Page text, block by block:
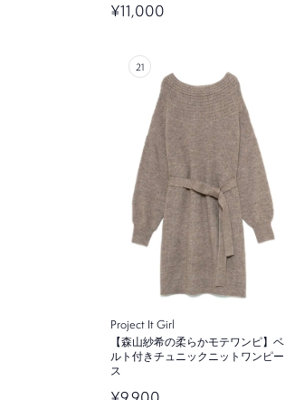
¥11,000
Project It Girl
【森山紗希の柔らかモテワンピ】ベ
ルト付きチュニックニットワンピー
ス